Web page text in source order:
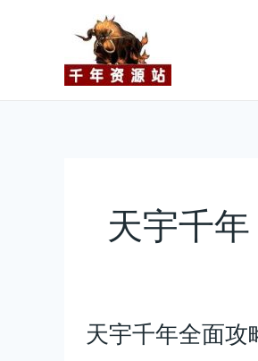
天宇千年
天宇千年全面
宇